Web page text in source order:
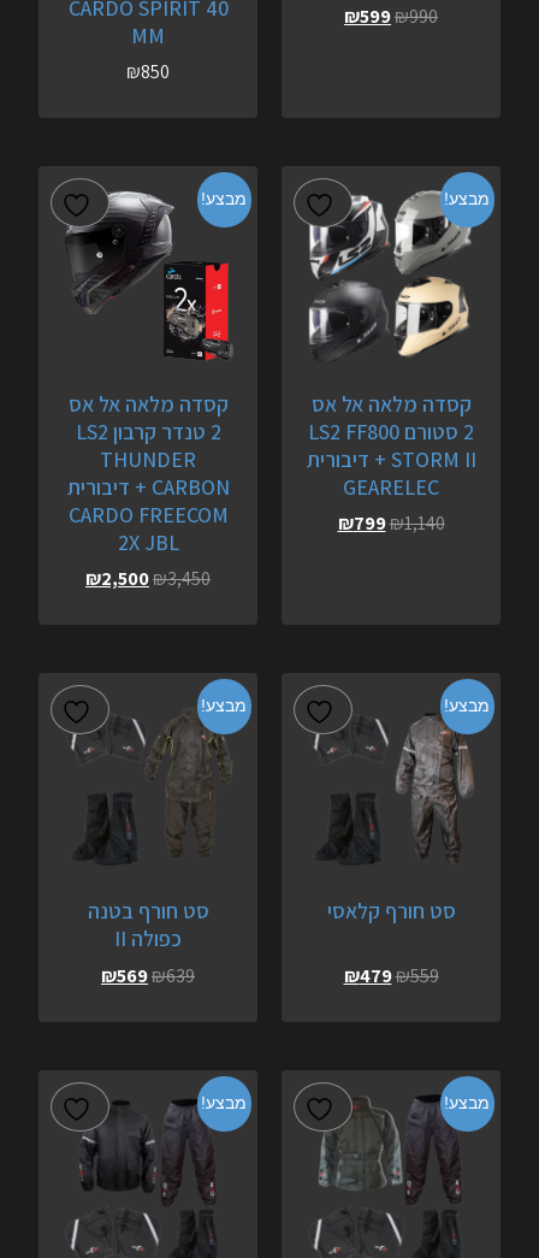
₪990
₪599
CARDO SPIRIT 40
MM
₪850
מבצע!
קסדה מלאה אל אס
2 סטורם LS2 FF800
STORM II + דיבורית
GEARELEC
₪1,140
₪799
מבצע!
קסדה מלאה אל אס
2 טנדר קרבון LS2
THUNDER
CARBON + דיבורית
CARDO FREECOM
2X JBL
₪3,450
₪2,500
מבצע!
סט חורף קלאסי
₪559
₪479
מבצע!
סט חורף בטנה
כפולה II
₪639
₪569
מבצע! מבצע!